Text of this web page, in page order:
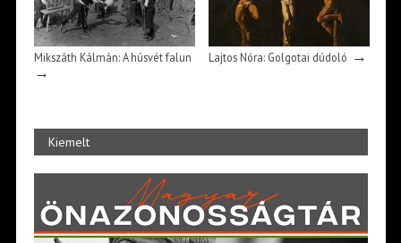
Mikszáth Kálmán: A húsvét falun
→
Lajtos Nóra: Golgotai dúdoló →
Kiemelt